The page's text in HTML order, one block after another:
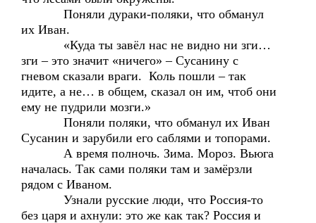
Поняли дураки-поляки, что обманул
их Иван.
«Куда ты завёл нас не видно ни зги…
зги – это значит «ничего» – Сусанину с
гневом сказали враги. Коль пошли – так
идите, а не… в общем, сказал он им, чтоб они
ему не пудрили мозги.»
Поняли поляки, что обманул их Иван
Сусанин и зарубили его саблями и топорами.
А время полночь. Зима. Мороз. Вьюга
началась. Так сами поляки там и замёрзли
рядом с Иваном.
Узнали русские люди, что Россия-то
без царя и ахнули: это же как так? Россия и